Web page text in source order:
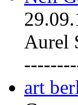
Aurel
art